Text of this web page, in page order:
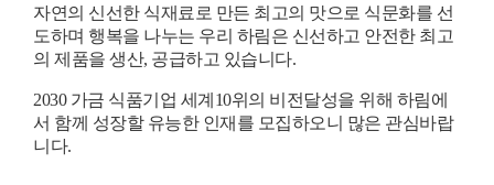
자연의 신선한 식재료로 만든 최고의 맛으로 식문화를 선
도하며 행복을 나누는 우리 하림은 신선하고 안전한 최고
의 제품을 생산, 공급하고 있습니다.
2030 가금 식품기업 세계 10위의 비전달성을 위해 하림에
서 함께 성장할 유능한 인재를 모집하오니 많은 관심바랍
니다.